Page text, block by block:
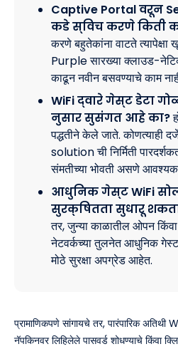
Captive Portal वरून
कडे स्विच करणे किती
करणे बहुतेकांना वाटते
Purple सारख्या क्लाउड-
काढून नवीन बसवण्याचे काम
WiFi द्वारे गेस्ट डेटा
नुसार सुसंगत आहे का?
पद्धतीने केले जाते. कोणत्याही
solution ची निर्मिती
संमतीच्या भोवती असणे
आधुनिक गेस्ट WiFi
सुरक्षितता सुधारू
तर, जुन्या काळातील ओपन
नेटवर्कच्या तुलनेत आधुनिक
मोठे सुरक्षा अपग्रेड आहेत.
प्रामाणिकपणे सांगायचे तर, पारंपारिक अतिथी
नॅपकिनवर लिहिलेले पासवर्ड शोधण्याचे किंवा